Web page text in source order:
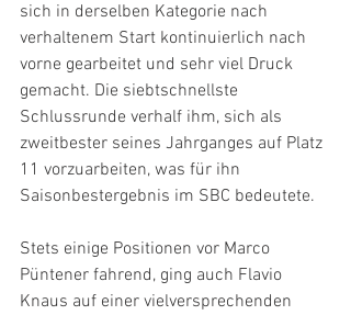
sich in derselben Kategorie nach
verhaltenem Start kontinuierlich nach
vorne gearbeitet und sehr viel Druck
gemacht. Die siebtschnellste
Schlussrunde verhalf ihm, sich als
zweitbester seines Jahrganges auf Platz
11 vorzuarbeiten, was für ihn
Saisonbestergebnis im SBC bedeutete.
Stets einige Positionen vor Marco
Püntener fahrend, ging auch Flavio
Knaus auf einer vielversprechenden